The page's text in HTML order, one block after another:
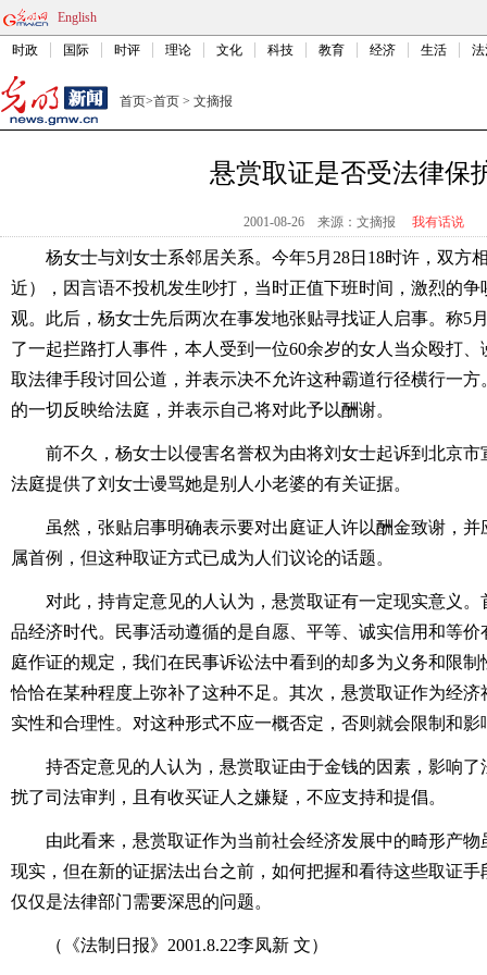
English
时政 国际 时评 理论 文化 科技 教育 经济 生活
首页>首页 > 文摘报
悬赏取证是否受法律保
2001-08-26 来源：文摘报 我有话说
杨女士与刘女士系邻居关系。今年5月28日18时许，双方
近），因言语不投机发生吵打，当时正值下班时间，激烈的
观。此后，杨女士先后两次在事发地张贴寻找证人启事。称5
了一起拦路打人事件，本人受到一位60余岁的女人当众殴打
取法律手段讨回公道，并表示决不允许这种霸道行径横行一
的一切反映给法庭，并表示自己将对此予以酬谢。
前不久，杨女士以侵害名誉权为由将刘女士起诉到北京
法庭提供了刘女士谩骂她是别人小老婆的有关证据。
虽然，张贴启事明确表示要对出庭证人许以酬金致谢，
属首例，但这种取证方式已成为人们议论的话题。
对此，持肯定意见的人认为，悬赏取证有一定现实意义
品经济时代。民事活动遵循的是自愿、平等、诚实信用和等
庭作证的规定，我们在民事诉讼法中看到的却多为义务和限
恰恰在某种程度上弥补了这种不足。其次，悬赏取证作为经
实性和合理性。对这种形式不应一概否定，否则就会限制和
持否定意见的人认为，悬赏取证由于金钱的因素，影响
扰了司法审判，且有收买证人之嫌疑，不应支持和提倡。
由此看来，悬赏取证作为当前社会经济发展中的畸形产
现实，但在新的证据法出台之前，如何把握和看待这些取证
仅仅是法律部门需要深思的问题。
（《法制日报》2001.8.22李凤新 文）